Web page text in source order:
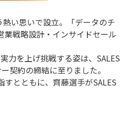
い思いで設立。「データのチ
業戦略設計・インサイドセール
力を上げ挑戦する姿は、SALES
契約の締結に至りました。
とともに、齊藤選手がSALES